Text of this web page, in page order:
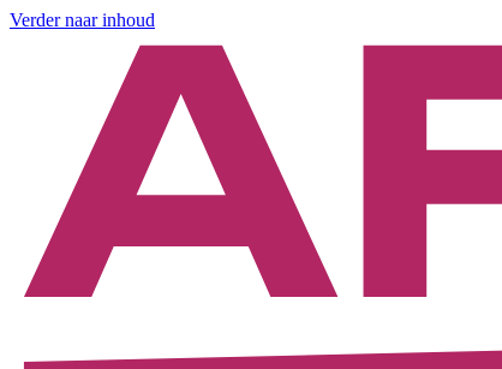
Verder naar inhoud